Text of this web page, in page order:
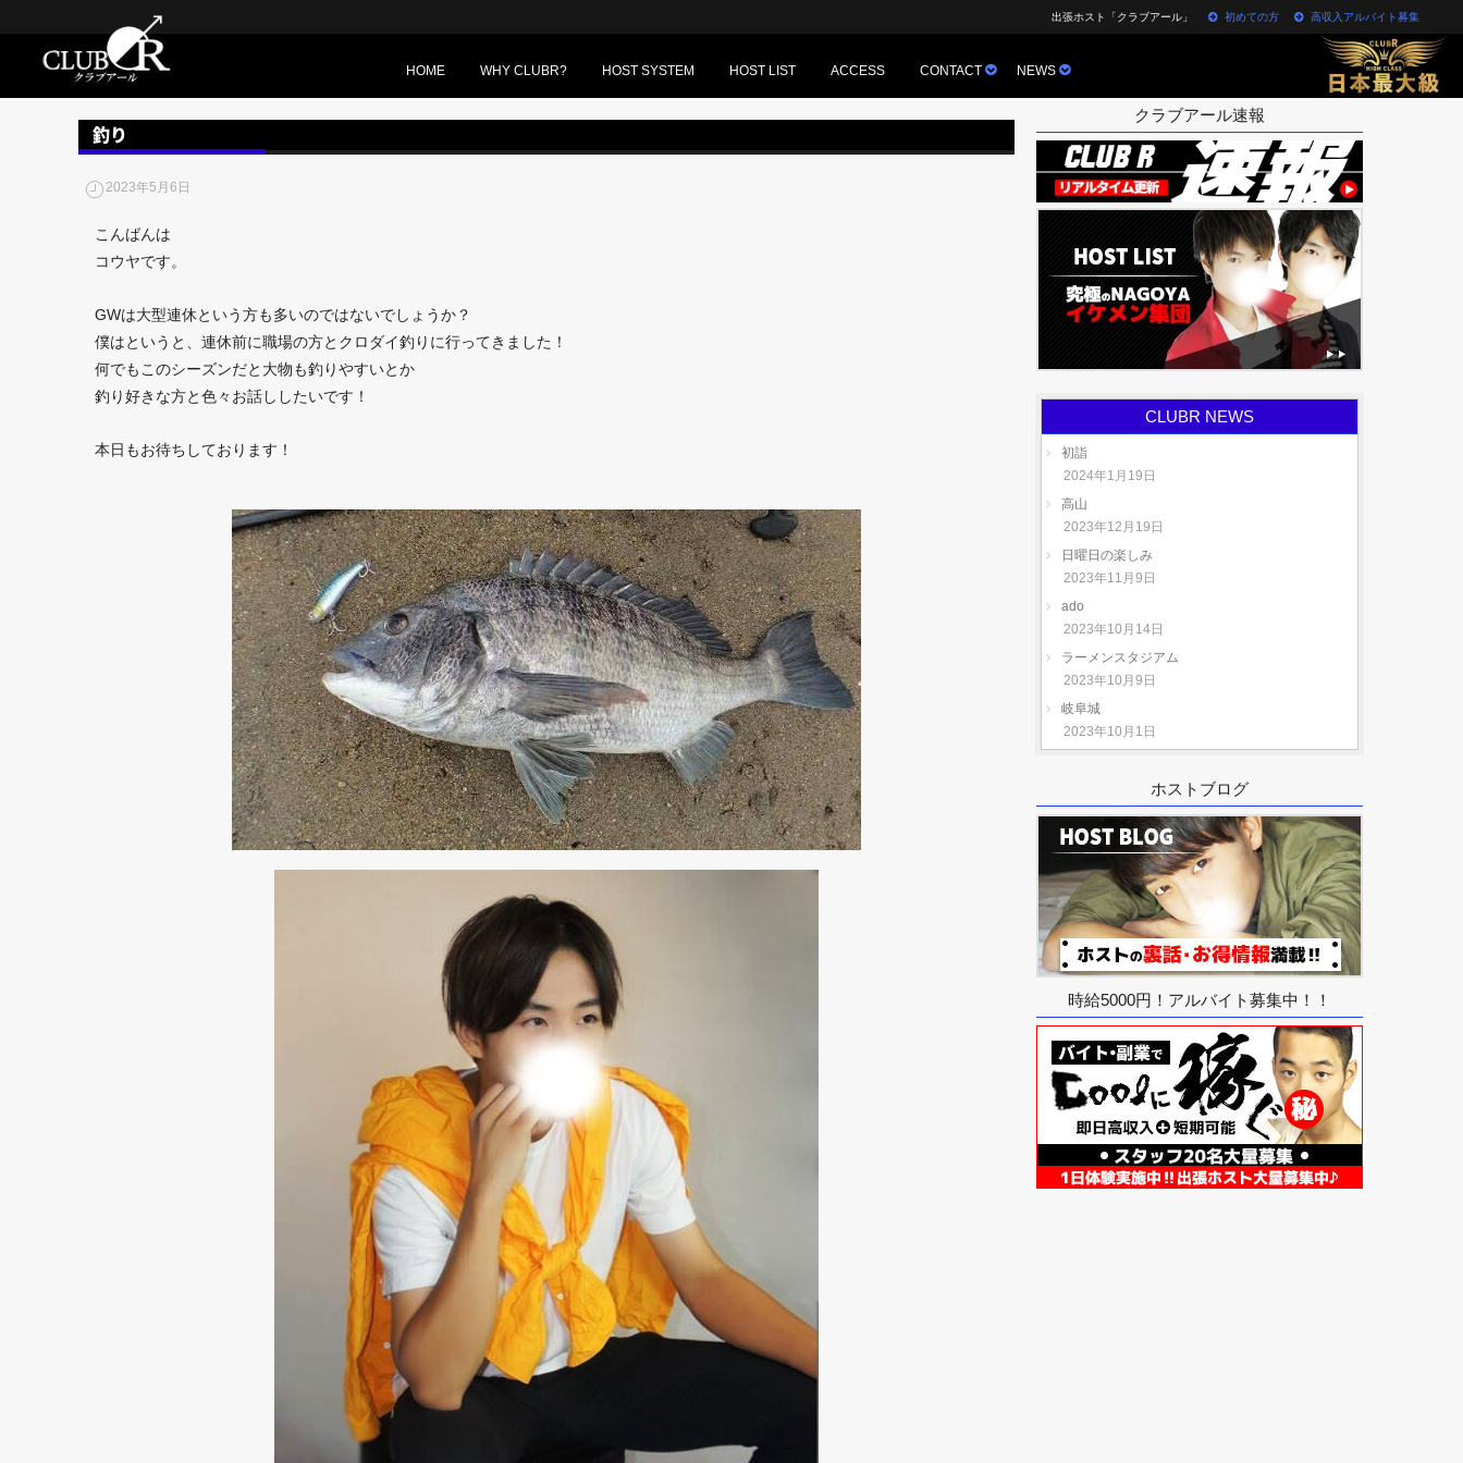
出張ホスト「クラブアール」 初めての方 高収入アルバイト募集
HOME WHY CLUBR? HOST SYSTEM HOST LIST ACCESS CONTACT NEWS
釣り
2023年5月6日
こんばんは
コウヤです。
GWは大型連休という方も多いのではないでしょうか？
僕はというと、連休前に職場の方とクロダイ釣りに行ってきました！
何でもこのシーズンだと大物も釣りやすいとか
釣り好きな方と色々お話ししたいです！
本日もお待ちしております！
クラブアール速報
CLUBR NEWS
初詣
2024年1月19日
高山
2023年12月19日
日曜日の楽しみ
2023年11月9日
ado
2023年10月14日
ラーメンスタジアム
2023年10月9日
岐阜城
2023年10月1日
ホストブログ
時給5000円！アルバイト募集中！！